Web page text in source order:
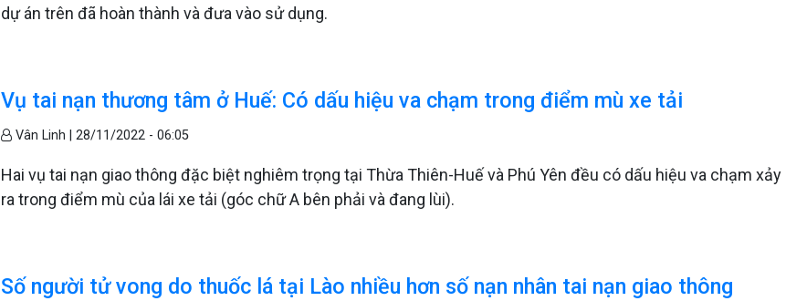
dự án trên đã hoàn thành và đưa vào sử dụng.
Vụ tai nạn thương tâm ở Huế: Có dấu hiệu va chạm trong điểm mù xe tải
Vân Linh |28/11/2022 - 06:05
Hai vụ tai nạn giao thông đặc biệt nghiêm trọng tại Thừa Thiên-Huế và Phú Yên đều có dấu hiệu va chạm xảy
ra trong điểm mù của lái xe tải (góc chữ A bên phải và đang lùi).
Số người tử vong do thuốc lá tại Lào nhiều hơn số nạn nhân tai nạn giao thông